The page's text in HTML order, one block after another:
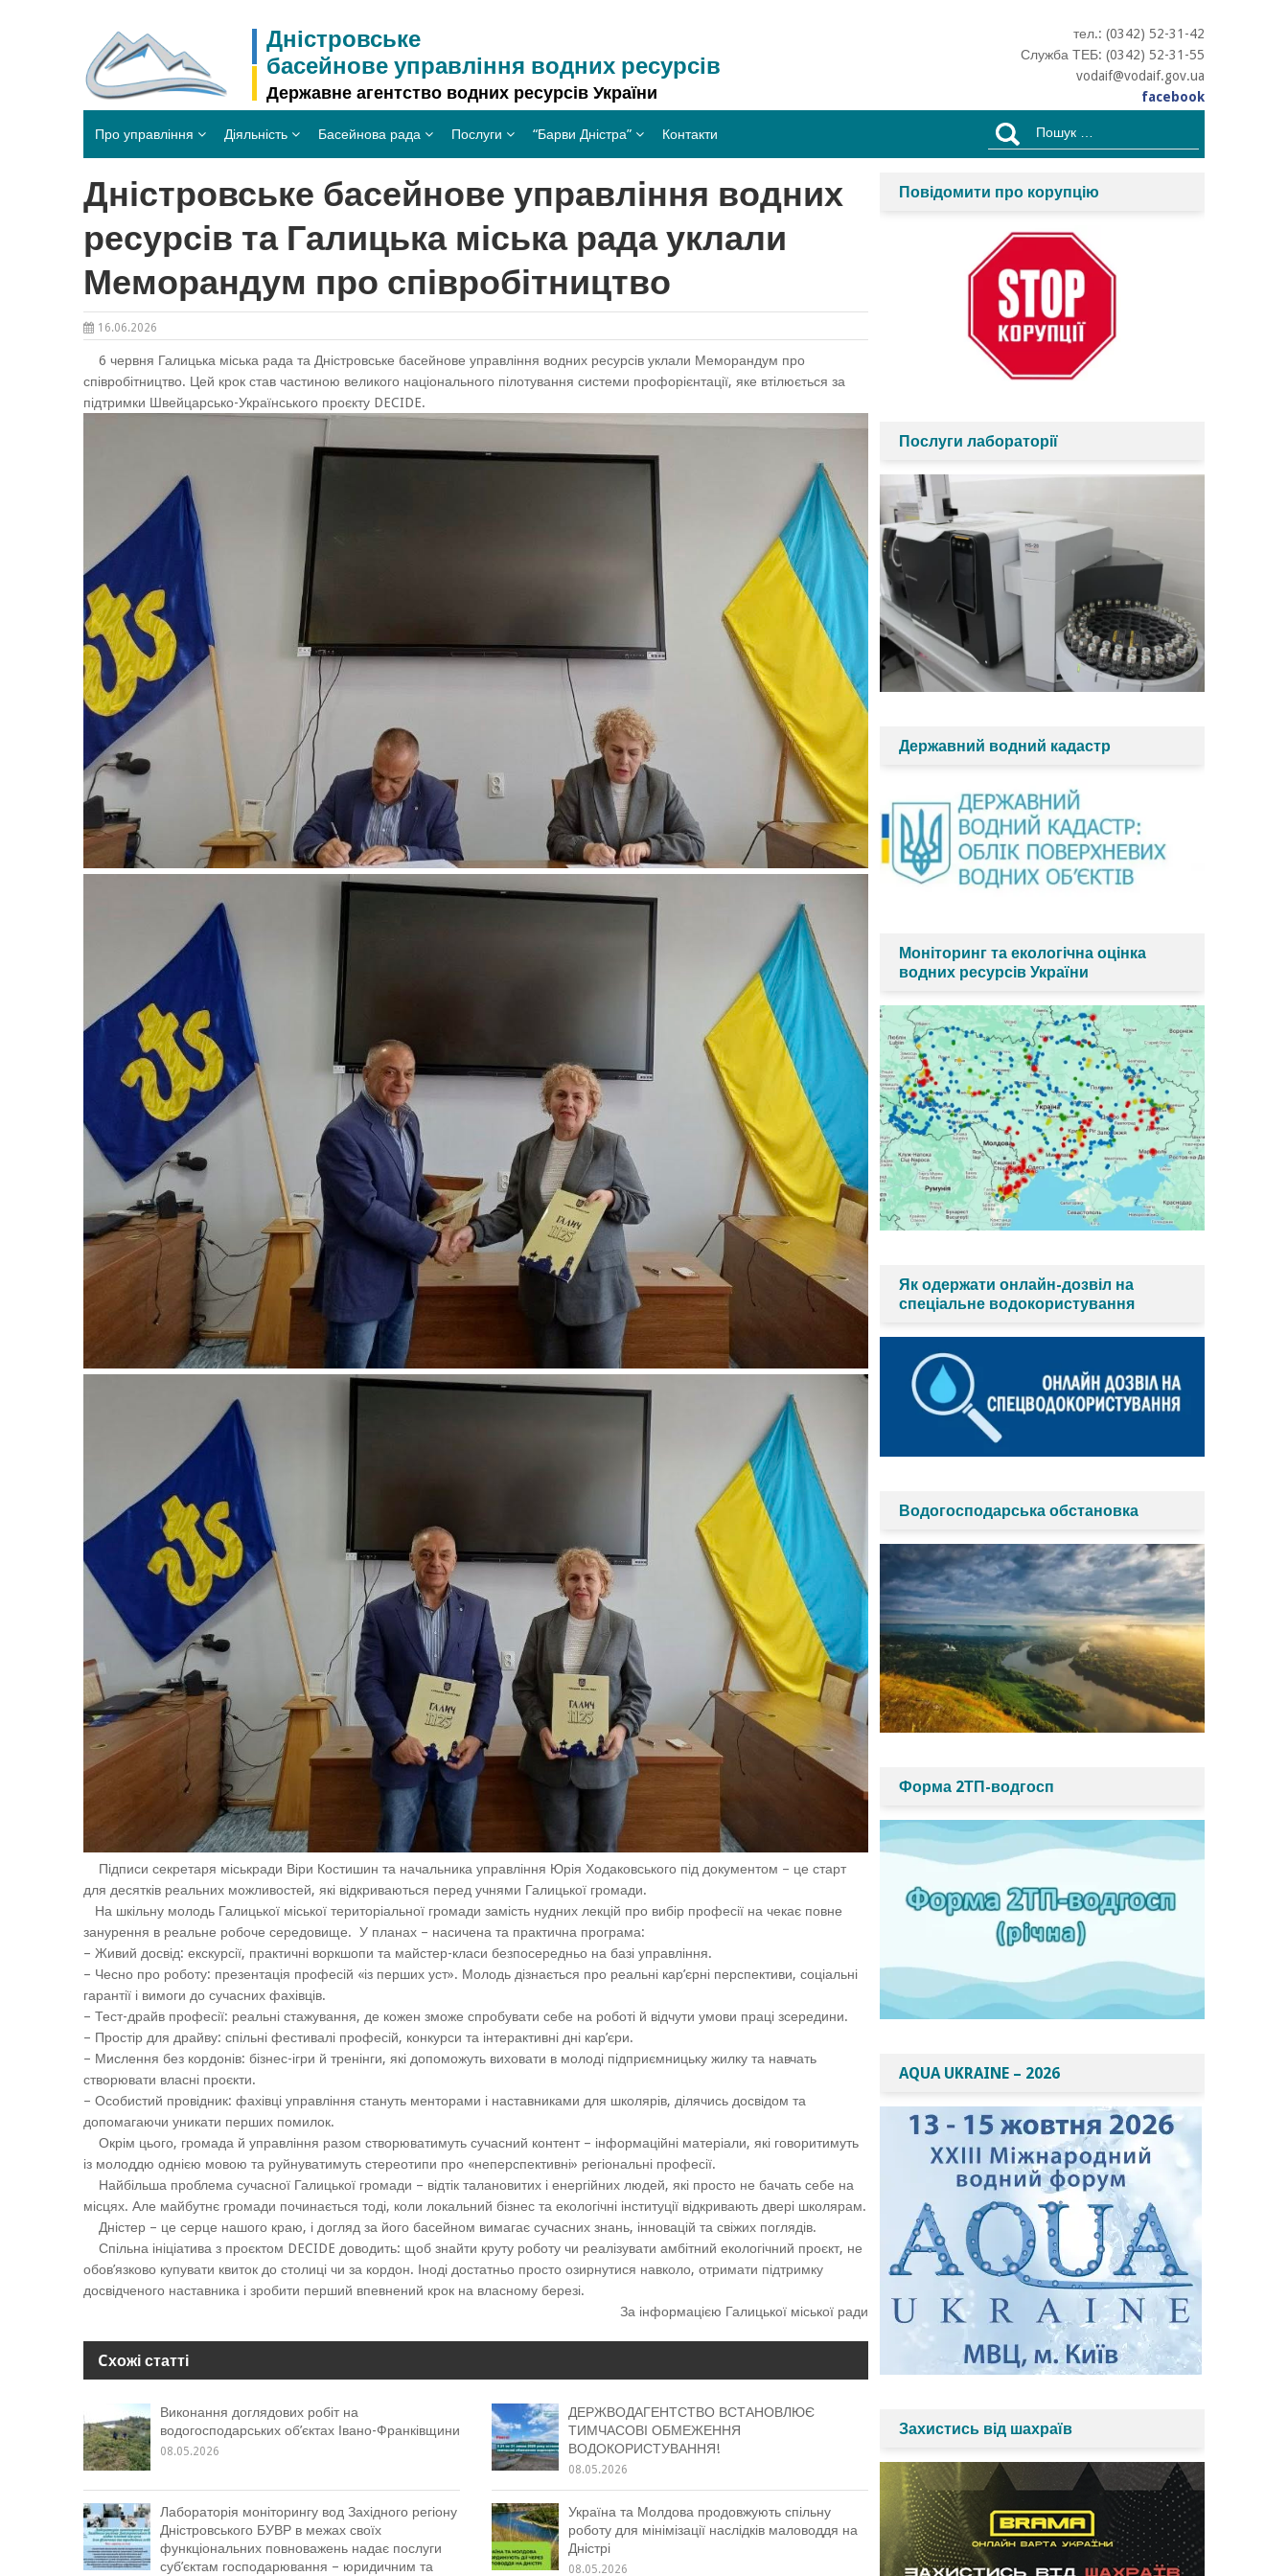
Дністровське
басейнове управління водних ресурсів
Державне агентство водних ресурсів України
тел.: (0342) 52-31-42
Служба ТЕБ: (0342) 52-31-55
vodaif@vodaif.gov.ua
facebook
Про управління Діяльність Басейнова рада Послуги “Барви Дністра” Контакти
Пошук:
Дністровське басейнове управління водних
ресурсів та Галицька міська рада уклали
Меморандум про співробітництво
16.06.2026
6 червня Галицька міська рада та Дністровське басейнове управління водних ресурсів уклали Меморандум про
співробітництво. Цей крок став частиною великого національного пілотування системи профорієнтації, яке втілюється за
підтримки Швейцарсько-Українського проєкту DECIDE.
Підписи секретаря міськради Віри Костишин та начальника управління Юрія Ходаковського під документом – це старт
для десятків реальних можливостей, які відкриваються перед учнями Галицької громади.
На шкільну молодь Галицької міської територіальної громади замість нудних лекцій про вибір професії на чекає повне
занурення в реальне робоче середовище. У планах – насичена та практична програма:
– Живий досвід: екскурсії, практичні воркшопи та майстер-класи безпосередньо на базі управління.
– Чесно про роботу: презентація професій «із перших уст». Молодь дізнається про реальні кар’єрні перспективи, соціальні
гарантії і вимоги до сучасних фахівців.
– Тест-драйв професії: реальні стажування, де кожен зможе спробувати себе на роботі й відчути умови праці зсередини.
– Простір для драйву: спільні фестивалі професій, конкурси та інтерактивні дні кар’єри.
– Мислення без кордонів: бізнес-ігри й тренінги, які допоможуть виховати в молоді підприємницьку жилку та навчать
створювати власні проєкти.
– Особистий провідник: фахівці управління стануть менторами і наставниками для школярів, ділячись досвідом та
допомагаючи уникати перших помилок.
Окрім цього, громада й управління разом створюватимуть сучасний контент – інформаційні матеріали, які говоритимуть
із молоддю однією мовою та руйнуватимуть стереотипи про «неперспективні» регіональні професії.
Найбільша проблема сучасної Галицької громади – відтік талановитих і енергійних людей, які просто не бачать себе на
місцях. Але майбутнє громади починається тоді, коли локальний бізнес та екологічні інституції відкривають двері школярам.
Дністер – це серце нашого краю, і догляд за його басейном вимагає сучасних знань, інновацій та свіжих поглядів.
Спільна ініціатива з проєктом DECIDE доводить: щоб знайти круту роботу чи реалізувати амбітний екологічний проєкт, не
обов’язково купувати квиток до столиці чи за кордон. Іноді достатньо просто озирнутися навколо, отримати підтримку
досвідченого наставника і зробити перший впевнений крок на власному березі.
За інформацією Галицької міської ради
Cхожі статті
Виконання доглядових робіт на
водогосподарських об’єктах Івано-Франківщини
08.05.2026
ДЕРЖВОДАГЕНТСТВО ВСТАНОВЛЮЄ
ТИМЧАСОВІ ОБМЕЖЕННЯ
ВОДОКОРИСТУВАННЯ!
08.05.2026
Лабораторія моніторингу вод Західного регіону
Дністровського БУВР в межах своїх
функціональних повноважень надає послуги
суб’єктам господарювання – юридичним та
Україна та Молдова продовжують спільну
роботу для мінімізації наслідків маловоддя на
Дністрі
08.05.2026
Повідомити про корупцію
Послуги лабораторії
Державний водний кадастр
Моніторинг та екологічна оцінка
водних ресурсів України
Як одержати онлайн-дозвіл на
спеціальне водокористування
Водогосподарська обстановка
Форма 2ТП-водгосп
AQUA UKRAINE – 2026
Захистись від шахраїв